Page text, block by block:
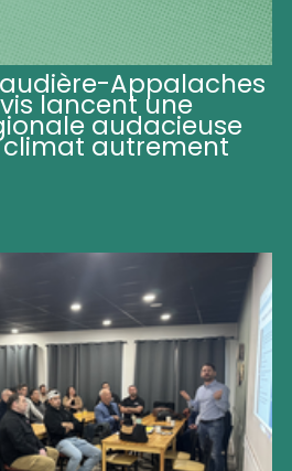
Appalaches
lancent une
audacieuse
autrement